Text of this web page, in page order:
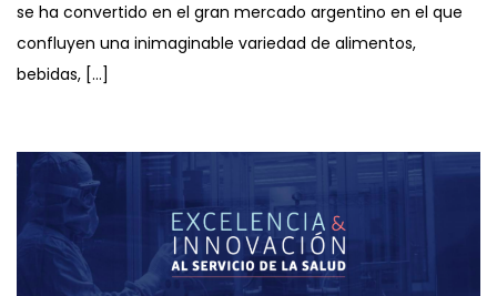
se ha convertido en el gran mercado argentino en el que
confluyen una inimaginable variedad de alimentos,
bebidas, […]